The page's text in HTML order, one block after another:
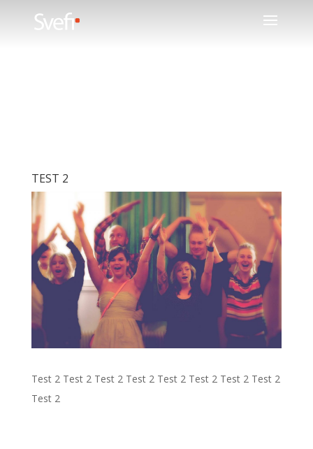
TEST 2
Test 2 Test 2 Test 2 Test 2 Test 2 Test 2 Test 2 Test 2
Test 2